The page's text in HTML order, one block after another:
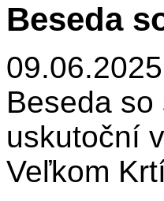
Beseda
09.06.2025
Beseda
uskutoční
Veľkom